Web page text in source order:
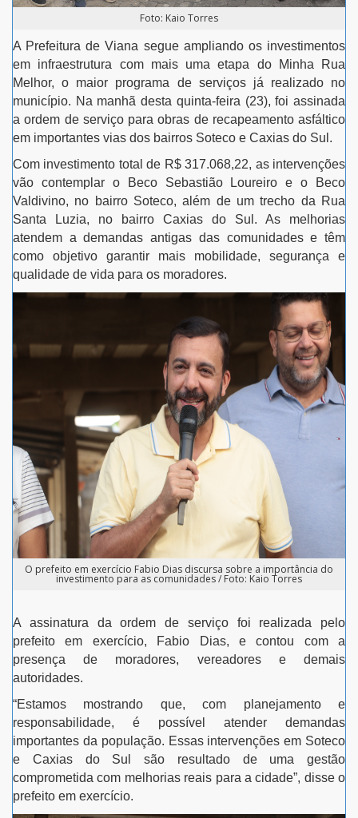
Foto: Kaio Torres
A Prefeitura de Viana segue ampliando os investimentos
em infraestrutura com mais uma etapa do Minha Rua
Melhor, o maior programa de serviços já realizado no
município. Na manhã desta quinta-feira (23), foi assinada
a ordem de serviço para obras de recapeamento asfáltico
em importantes vias dos bairros Soteco e Caxias do Sul.
Com investimento total de R$ 317.068,22, as intervenções
vão contemplar o Beco Sebastião Loureiro e o Beco
Valdivino, no bairro Soteco, além de um trecho da Rua
Santa Luzia, no bairro Caxias do Sul. As melhorias
atendem a demandas antigas das comunidades e têm
como objetivo garantir mais mobilidade, segurança e
qualidade de vida para os moradores.
O prefeito em exercício Fabio Dias discursa sobre a importância do
investimento para as comunidades / Foto: Kaio Torres
A assinatura da ordem de serviço foi realizada pelo
prefeito em exercício, Fabio Dias, e contou com a
presença de moradores, vereadores e demais
autoridades.
“Estamos mostrando que, com planejamento e
responsabilidade, é possível atender demandas
importantes da população. Essas intervenções em Soteco
e Caxias do Sul são resultado de uma gestão
comprometida com melhorias reais para a cidade”, disse o
prefeito em exercício.